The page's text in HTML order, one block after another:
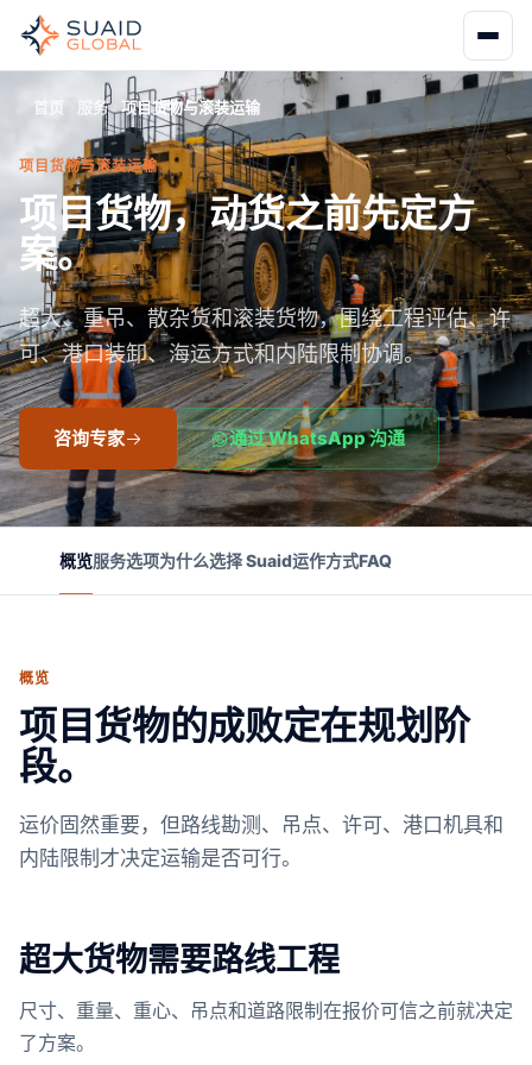
首页 服务 项目货物与滚装运输
项目货物与滚装运输
项目货物，动货之前先定方
案。
超大、重吊、散杂货和滚装货物，围绕工程评估、许
可、港口装卸、海运方式和内陆限制协调。
咨询专家 通过 WhatsApp 沟通
概览服务选项为什么选择 Suaid运作方式FAQ
概览
项目货物的成败定在规划阶
段。
运价固然重要，但路线勘测、吊点、许可、港口机具和
内陆限制才决定运输是否可行。
超大货物需要路线工程
尺寸、重量、重心、吊点和道路限制在报价可信之前就决定
了方案。